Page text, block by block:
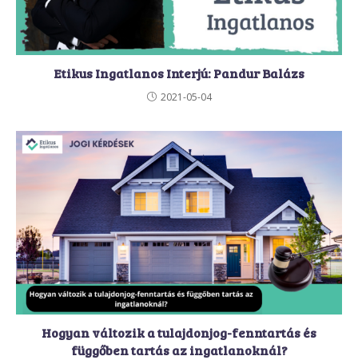
Etikus Ingatlanos Interjú: Pandur Balázs
2021-05-04
Hogyan változik a tulajdonjog-fenntartás és
függőben tartás az ingatlanoknál?